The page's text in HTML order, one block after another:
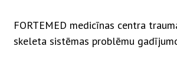
FORTEMED medicīnas centra
skeleta sistēmas problēmu